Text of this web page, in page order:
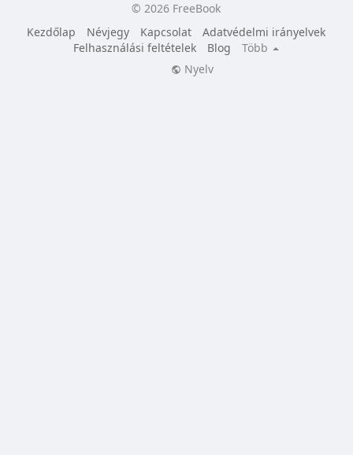
© 2026 FreeBook
Kezdőlap
Névjegy Kapcsolat
Adatvédelmi irányelvek
Felhasználási feltételek
Blog
Több
Nyelv